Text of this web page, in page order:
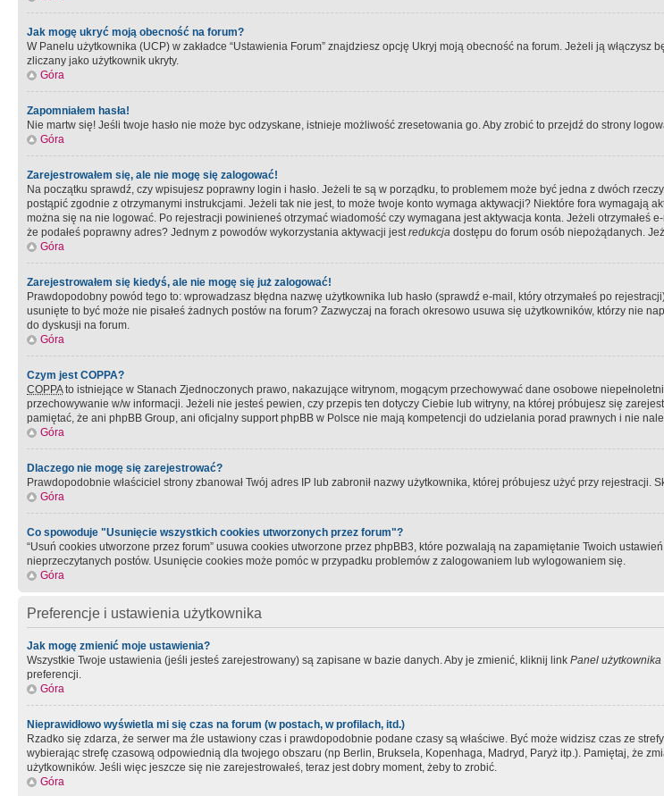
Jak mogę ukryć moją obecność na forum?
W Panelu użytkownika (UCP) w zakładce “Ustawienia Forum” znajdziesz opcję Ukryj moją obecność na forum. Jeżeli ją
zliczany jako użytkownik ukryty.
Góra
Zapomniałem hasła!
Nie martw się! Jeśli twoje hasło nie może byc odzyskane, istnieje możliwość zresetowania go. Aby zrobić to przejdź do strony
Góra
Zarejestrowałem się, ale nie mogę się zalogować!
Na początku sprawdź, czy wpisujesz poprawny login i hasło. Jeżeli te są w porządku, to problemem może być jedna z dwóch
postąpić zgodnie z otrzymanymi instrukcjami. Jeżeli tak nie jest, to może twoje konto wymaga aktywacji? Niektóre fora wymagają
można się na nie logować. Po rejestracji powinieneś otrzymać wiadomość czy wymagana jest aktywacja konta. Jeżeli
że podałeś poprawny adres? Jednym z powodów wykorzystania aktywacji jestredukcja dostępu do forum osób niepożądanych.
Góra
Zarejestrowałem się kiedyś, ale nie mogę się już zalogować!
Prawdopodobny powód tego to: wprowadzasz błędna nazwę użytkownika lub hasło (sprawdź e-mail, który otrzymałeś po
usunięte to być może nie pisałeś żadnych postów na forum? Zazwyczaj na forach okresowo usuwa się użytkowników, którzy nie
do dyskusji na forum.
Góra
Czym jest COPPA?
COPPAto istniejące w Stanach Zjednoczonych prawo, nakazujące witrynom, mogącym przechowywać dane osobowe
przechowywanie w/w informacji. Jeżeli nie jesteś pewien, czy przepis ten dotyczy Ciebie lub witryny, na której próbujesz się
pamiętać, że ani phpBB Group, ani oficjalny support phpBB w Polsce nie mają kompetencji do udzielania porad prawnych i nie
Góra
Dlaczego nie mogę się zarejestrować?
Prawdopodobnie właściciel strony zbanował Twój adres IP lub zabronił nazwy użytkownika, której próbujesz użyć przy rejestracji.
Góra
Co spowoduje "Usunięcie wszystkich cookies utworzonych przez forum"?
“Usuń cookies utworzone przez forum” usuwa cookies utworzone przez phpBB3, które pozwalają na zapamiętanie Twoich
nieprzeczytanych postów. Usunięcie cookies może pomóc w przypadku problemów z zalogowaniem lub wylogowaniem się.
Góra
Preferencje i ustawienia użytkownika
Jak mogę zmienić moje ustawienia?
Wszystkie Twoje ustawienia (jeśli jesteś zarejestrowany) są zapisane w bazie danych. Aby je zmienić, kliknij link Panel użytkownika
preferencji.
Góra
Nieprawidłowo wyświetla mi się czas na forum (w postach, w profilach, itd.)
Rzadko się zdarza, że serwer ma źle ustawiony czas i prawdopodobnie podane czasy są właściwe. Być może widzisz czas ze
wybierając strefę czasową odpowiednią dla twojego obszaru (np Berlin, Bruksela, Kopenhaga, Madryd, Paryż itp.). Pamiętaj, że
użytkowników. Jeśli więc jeszcze się nie zarejestrowałeś, teraz jest dobry moment, żeby to zrobić.
Góra